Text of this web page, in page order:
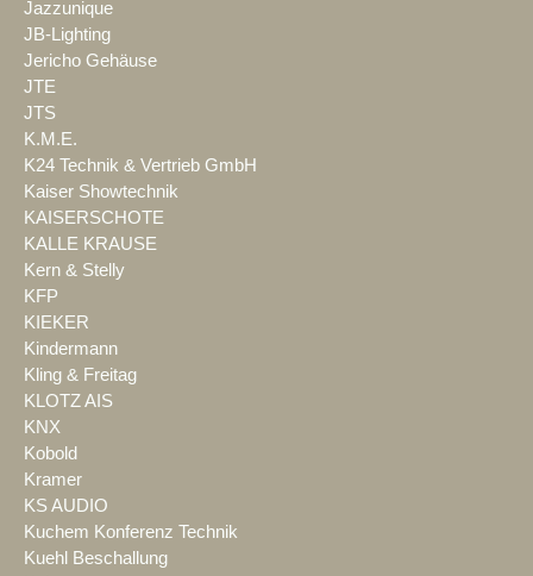
Jazzunique
JB-Lighting
Jericho Gehäuse
JTE
JTS
K.M.E.
K24 Technik & Vertrieb GmbH
Kaiser Showtechnik
KAISERSCHOTE
KALLE KRAUSE
Kern & Stelly
KFP
KIEKER
Kindermann
Kling & Freitag
KLOTZ AIS
KNX
Kobold
Kramer
KS AUDIO
Kuchem Konferenz Technik
Kuehl Beschallung